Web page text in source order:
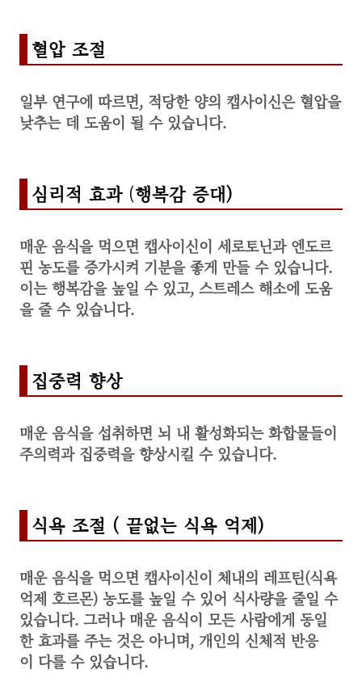
혈압 조절
일부 연구에 따르면, 적당한 양의 캡사이신은 혈압을
낮추는 데 도움이 될 수 있습니다.
심리적 효과 (행복감 증대)
매운 음식을 먹으면 캡사이신이 세로토닌과 엔도르
핀 농도를 증가시켜 기분을 좋게 만들 수 있습니다.
이는 행복감을 높일 수 있고, 스트레스 해소에 도움
을 줄 수 있습니다.
집중력 향상
매운 음식을 섭취하면 뇌 내 활성화되는 화합물들이
주의력과 집중력을 향상시킬 수 있습니다.
식욕 조절 ( 끝없는 식욕 억제)
매운 음식을 먹으면 캡사이신이 체내의 레프틴(식욕
억제 호르몬) 농도를 높일 수 있어 식사량을 줄일 수
있습니다. 그러나 매운 음식이 모든 사람에게 동일
한 효과를 주는 것은 아니며, 개인의 신체적 반응
이 다를 수 있습니다.